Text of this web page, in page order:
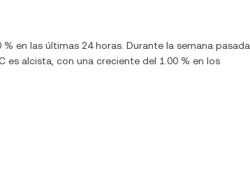
en las últimas 24 horas. Durante la semana pasada,
es alcista, con una creciente del 1.00 % en los